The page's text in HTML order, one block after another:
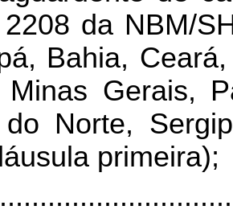
da NBM/
Bahia,
Minas Gerais,
Norte,
primeira);